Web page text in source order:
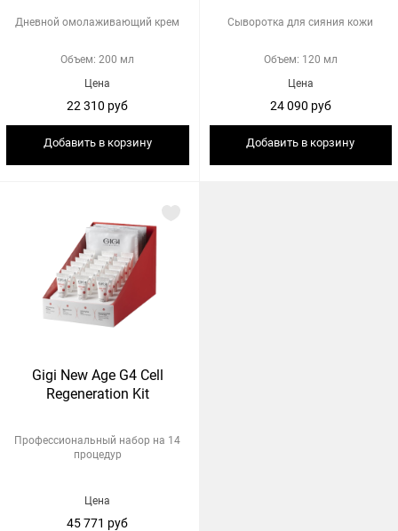
Дневной омолаживающий крем
Объем: 200 мл
Цена
22 310 руб
Добавить в корзину
Сыворотка для сияния кожи
Объем: 120 мл
Цена
24 090 руб
Добавить в корзину
Gigi New Age G4 Cell
Regeneration Kit
Профессиональный набор на 14
процедур
Цена
45 771 руб